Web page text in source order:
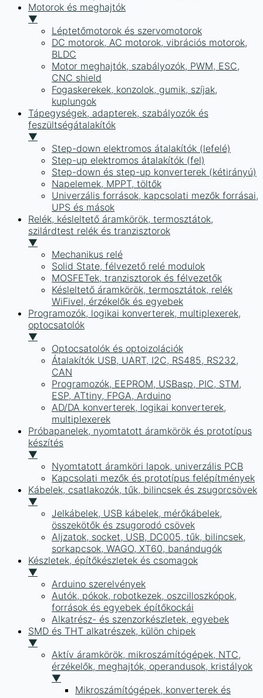
Motorok és meghajtók
▼
Léptetőmotorok és szervomotorok
DC motorok, AC motorok, vibrációs motorok,
BLDC
Motor meghajtók, szabályozók, PWM, ESC,
CNC shield
Fogaskerekek, konzolok, gumik, szíjak,
kuplungok
Tápegységek, adapterek, szabályozók és
feszültségátalakítók
▼
Step-down elektromos átalakítók (lefelé)
Step-up elektromos átalakítók (fel)
Step-down és step-up konverterek (kétirányú)
Napelemek, MPPT, töltők
Univerzális források, kapcsolati mezők forrásai,
UPS és mások
Relék, késleltető áramkörök, termosztátok,
szilárdtest relék és tranzisztorok
▼
Mechanikus relé
Solid State, félvezető relé modulok
MOSFETek, tranzisztorok és félvezetők
Késleltető áramkörök, termosztátok, relék
WiFivel, érzékelők és egyebek
Programozók, logikai konverterek, multiplexerek,
optocsatolók
▼
Optocsatolók és optoizolációk
Átalakítók USB, UART, I2C, RS485, RS232,
CAN
Programozók, EEPROM, USBasp, PIC, STM,
ESP, ATtiny, FPGA, Arduino
AD/DA konverterek, logikai konverterek,
multiplexerek
Próbapanelek, nyomtatott áramkörök és prototípus
készítés
▼
Nyomtatott áramköri lapok, univerzális PCB
Kapcsolati mezők és prototípus felépítmények
Kábelek, csatlakozók, tűk, bilincsek és zsugorcsövek
▼
Jelkábelek, USB kábelek, mérőkábelek,
összekötők és zsugorodó csövek
Aljzatok, socket, USB, DC005, tűk, bilincsek,
sorkapcsok, WAGO, XT60, banándugók
Készletek, építőkészletek és csomagok
▼
Arduino szerelvények
Autók, pókok, robotkezek, oszcilloszkópok,
források és egyebek építőkockái
Alkatrész- és szenzorkészletek, egyebek
SMD és THT alkatrészek, külön chipek
▼
Aktív áramkörök, mikroszámítógépek, NTC,
érzékelők, meghajtók, operandusok, kristályok
▼
Mikroszámítógépek, konverterek és